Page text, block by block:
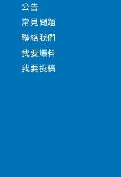
公告
常見問題
聯絡我們
我要爆料
我要投稿